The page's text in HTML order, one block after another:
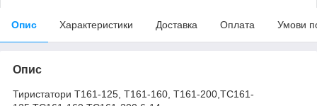
Опис Характеристики Доставка Оплата Умови
Опис
Тиристатори Т161-125, Т161-160, Т161-200,ТС161-